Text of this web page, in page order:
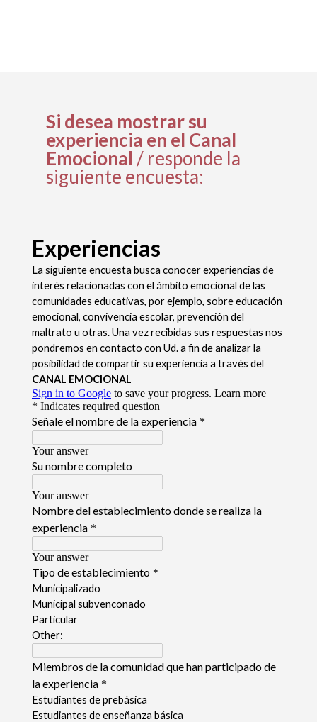
Si desea mostrar su
experiencia en el Canal
Emocional / responde la
siguiente encuesta: